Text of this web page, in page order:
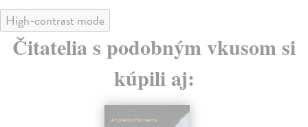
High-contrast mode
Čitatelia s podobným vkusom si
kúpili aj: